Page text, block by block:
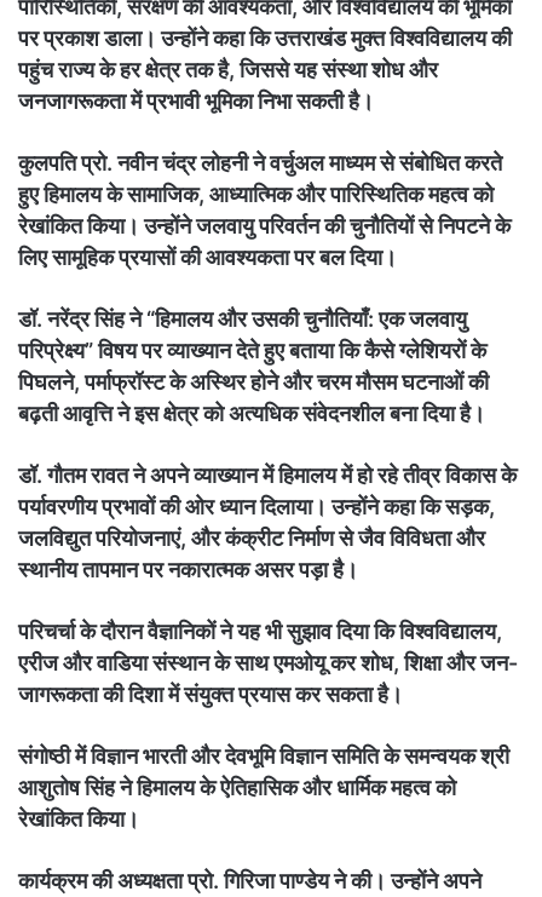
पारिस्थितिकी, संरक्षण की आवश्यकता, और विश्वविद्यालय की भूमिका
पर प्रकाश डाला। उन्होंने कहा कि उत्तराखंड मुक्त विश्वविद्यालय की
पहुंच राज्य के हर क्षेत्र तक है, जिससे यह संस्था शोध और
जनजागरूकता में प्रभावी भूमिका निभा सकती है।
कुलपति प्रो. नवीन चंद्र लोहनी ने वर्चुअल माध्यम से संबोधित करते
हुए हिमालय के सामाजिक, आध्यात्मिक और पारिस्थितिक महत्व को
रेखांकित किया। उन्होंने जलवायु परिवर्तन की चुनौतियों से निपटने के
लिए सामूहिक प्रयासों की आवश्यकता पर बल दिया।
डॉ. नरेंद्र सिंह ने “हिमालय और उसकी चुनौतियाँ: एक जलवायु
परिप्रेक्ष्य” विषय पर व्याख्यान देते हुए बताया कि कैसे ग्लेशियरों के
पिघलने, पर्माफ्रॉस्ट के अस्थिर होने और चरम मौसम घटनाओं की
बढ़ती आवृत्ति ने इस क्षेत्र को अत्यधिक संवेदनशील बना दिया है।
डॉ. गौतम रावत ने अपने व्याख्यान में हिमालय में हो रहे तीव्र विकास के
पर्यावरणीय प्रभावों की ओर ध्यान दिलाया। उन्होंने कहा कि सड़क,
जलविद्युत परियोजनाएं, और कंक्रीट निर्माण से जैव विविधता और
स्थानीय तापमान पर नकारात्मक असर पड़ा है।
परिचर्चा के दौरान वैज्ञानिकों ने यह भी सुझाव दिया कि विश्वविद्यालय,
एरीज और वाडिया संस्थान के साथ एमओयू कर शोध, शिक्षा और जन-
जागरूकता की दिशा में संयुक्त प्रयास कर सकता है।
संगोष्ठी में विज्ञान भारती और देवभूमि विज्ञान समिति के समन्वयक श्री
आशुतोष सिंह ने हिमालय के ऐतिहासिक और धार्मिक महत्व को
रेखांकित किया।
कार्यक्रम की अध्यक्षता प्रो. गिरिजा पाण्डेय ने की। उन्होंने अपने